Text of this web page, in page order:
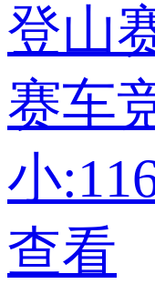
登山
赛车
小
查看